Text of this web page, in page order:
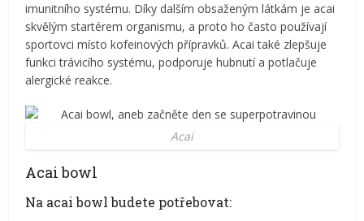
imunitního systému. Díky dalším obsaženým látkám je acai
skvělým startérem organismu, a proto ho často používají
sportovci místo kofeinových přípravků. Acai také zlepšuje
funkci trávicího systému, podporuje hubnutí a potlačuje
alergické reakce.
Acai
Acai bowl
Na acai bowl budete potřebovat: